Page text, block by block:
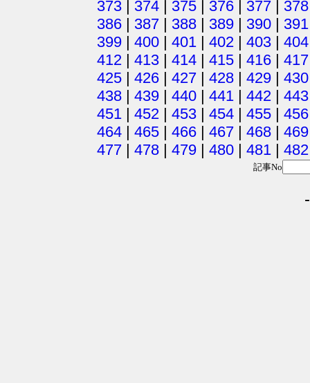
373 | 374 | 375 | 376 | 377 | 378
386 | 387 | 388 | 389 | 390 | 391
399 | 400 | 401 | 402 | 403 | 404
412 | 413 | 414 | 415 | 416 | 417
425 | 426 | 427 | 428 | 429 | 430
438 | 439 | 440 | 441 | 442 | 443
451 | 452 | 453 | 454 | 455 | 456
464 | 465 | 466 | 467 | 468 | 469
477 | 478 | 479 | 480 | 481 | 482
記事No